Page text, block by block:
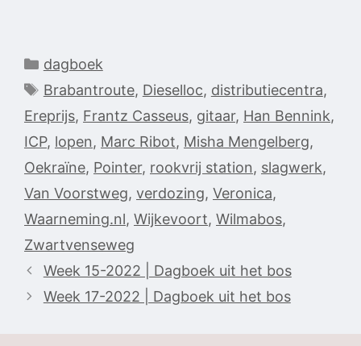
Categorieën
dagboek
Tags
Brabantroute, Dieselloc, distributiecentra,
Ereprijs, Frantz Casseus, gitaar, Han Bennink,
ICP, lopen, Marc Ribot, Misha Mengelberg,
Oekraïne, Pointer, rookvrij station, slagwerk,
Van Voorstweg, verdozing, Veronica,
Waarneming.nl, Wijkevoort, Wilmabos,
Zwartvenseweg
Week 15-2022 | Dagboek uit het bos
Week 17-2022 | Dagboek uit het bos